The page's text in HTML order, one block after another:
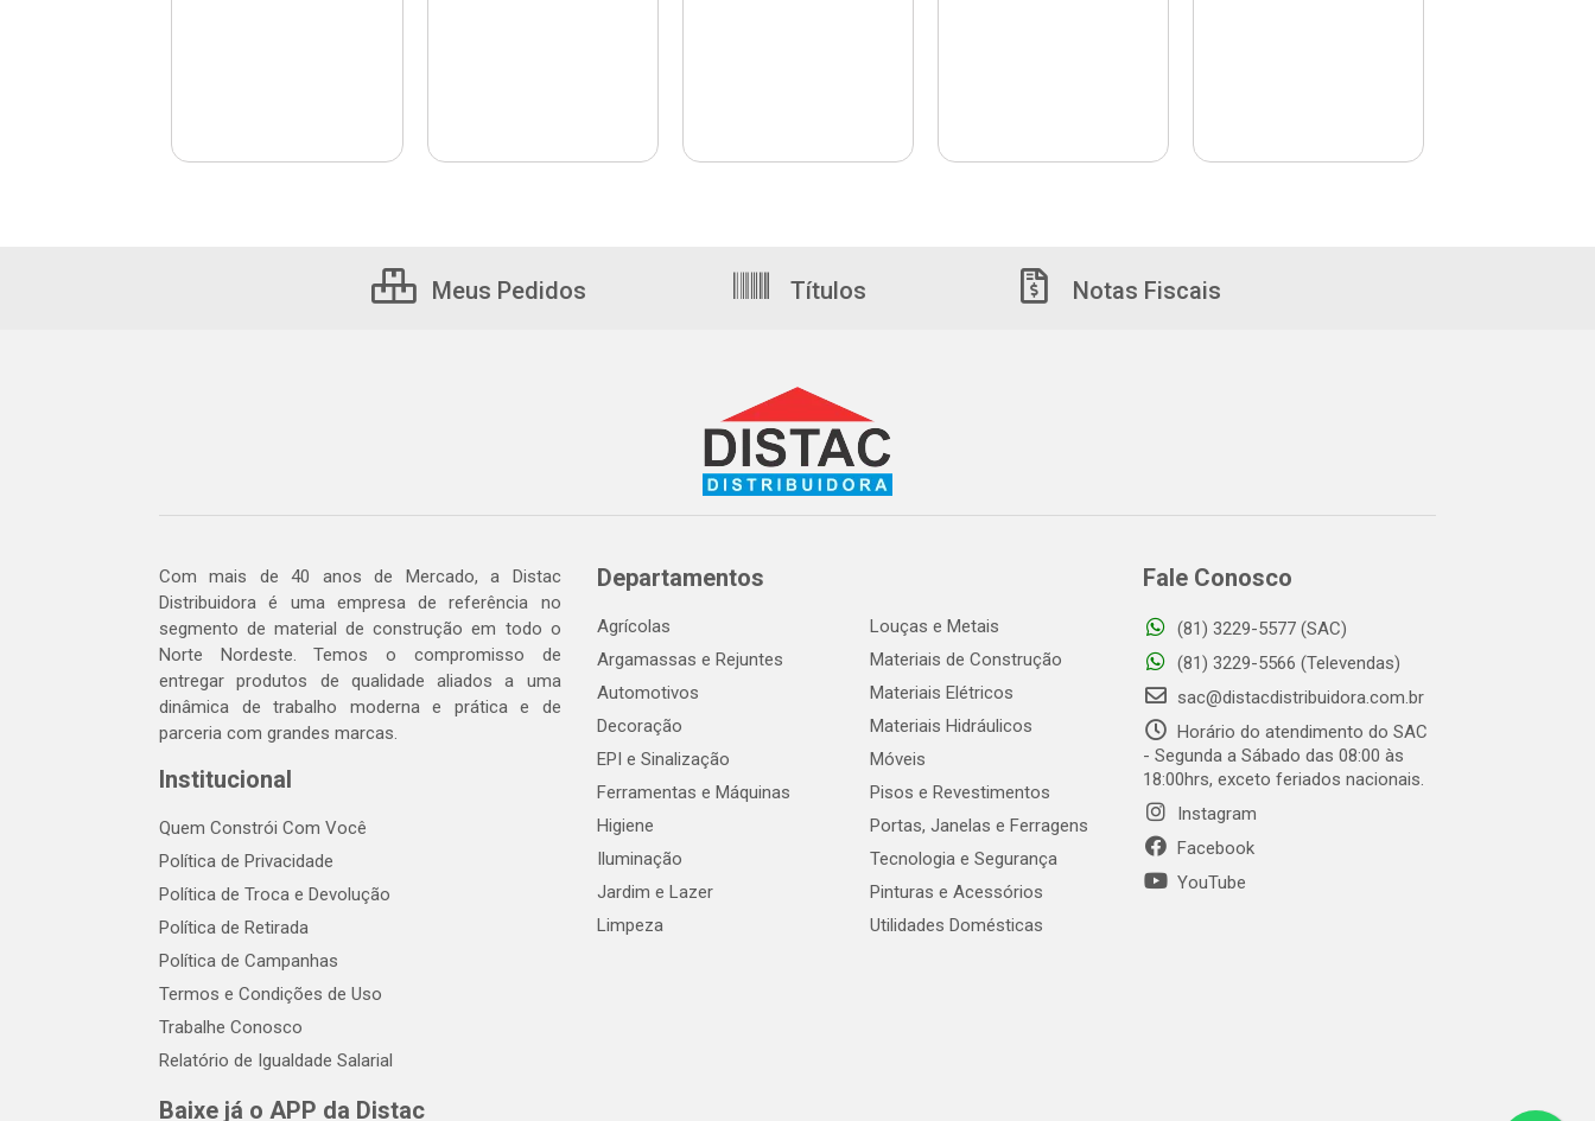
Meus Pedidos Títulos Notas Fiscais
Com mais de 40 anos de Mercado, a Distac
Distribuidora é uma empresa de referência no
segmento de material de construção em todo o
Norte Nordeste. Temos o compromisso de
entregar produtos de qualidade aliados a uma
dinâmica de trabalho moderna e prática e de
parceria com grandes marcas.
Institucional
Quem Constrói Com Você
Política de Privacidade
Política de Troca e Devolução
Política de Retirada
Política de Campanhas
Termos e Condições de Uso
Trabalhe Conosco
Relatório de Igualdade Salarial
Baixe já o APP da Distac
Departamentos
Agrícolas
Argamassas e Rejuntes
Automotivos
Decoração
EPI e Sinalização
Ferramentas e Máquinas
Higiene
Iluminação
Jardim e Lazer
Limpeza
Louças e Metais
Materiais de Construção
Materiais Elétricos
Materiais Hidráulicos
Móveis
Pisos e Revestimentos
Portas, Janelas e Ferragens
Tecnologia e Segurança
Pinturas e Acessórios
Utilidades Domésticas
Fale Conosco
(81) 3229-5577 (SAC)
(81) 3229-5566 (Televendas)
sac@distacdistribuidora.com.br
Horário do atendimento do SAC
- Segunda a Sábado das 08:00 às
18:00hrs, exceto feriados nacionais.
Instagram
Facebook
YouTube